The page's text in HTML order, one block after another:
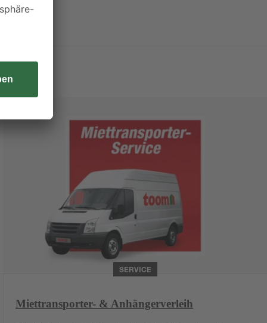
SERVICE
Miettransporter- & Anhängerverleih